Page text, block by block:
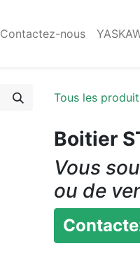
Contactez-nous
Tous les
Boitier
Vous
ou de